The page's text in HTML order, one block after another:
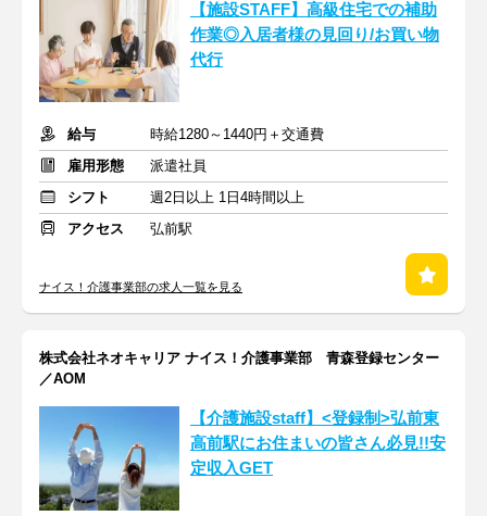
【施設STAFF】高級住宅での補助
作業◎入居者様の見回り/お買い物
代行
給与
時給1280～1440円＋交通費
雇用形態
派遣社員
シフト
週2日以上 1日4時間以上
アクセス
弘前駅
ナイス！介護事業部の求人一覧を見る
株式会社ネオキャリア ナイス！介護事業部 青森登録センター
／AOM
【介護施設staff】<登録制>弘前東
高前駅にお住まいの皆さん必見!!安
定収入GET